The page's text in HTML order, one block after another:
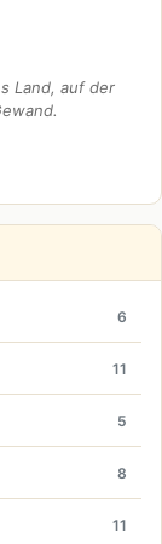
Land, auf der
6
11
5
8
11